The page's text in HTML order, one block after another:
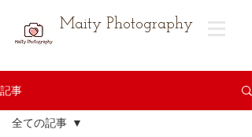
Maity Photography
記事
全ての記事